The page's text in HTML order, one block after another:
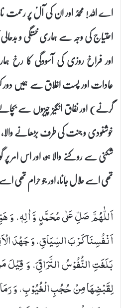
اے اللہ! محمدؐ اور ان کی آلؑ پر رحمت
احتیاج کی وجہ سے ہماری خستگی و
اور فراخ روزی کی آسودگی کا رخ
عادات اور پست اخلاق سے ہمیں
گرنے) اور نفاق انگیز چیزوں سے
خوشنودی و جنت کی طرف بڑھانے والا،
شکنی سے روکنے والا ہو، اور اس امر
تھی اسے حلال جانا، اور جو حرام تھی
اَللّٰهُمَّ صَلِّ عَلٰى مُحَمَّدٍ وَّ اٰلِهٖ، وَ
اَنْفُسِنَا كَرْبَ السِّیَاقِ، وَ جَهْدَ
بَلَغَتِ النُّفُوْسُ التَّرَاقِیَ، وَ
لِقَبْضِهَا مِنْ حُجُبِ الْغُیُوْبِ، وَ